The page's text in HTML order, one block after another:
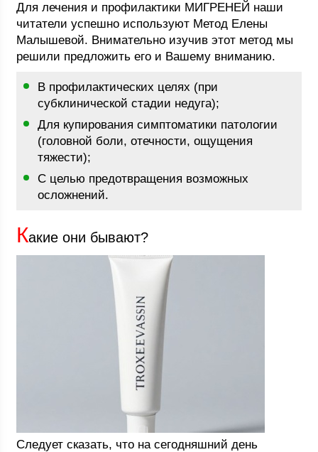
Для лечения и профилактики МИГРЕНЕЙ наши
читатели успешно используют Метод Елены
Малышевой. Внимательно изучив этот метод мы
решили предложить его и Вашему вниманию.
В профилактических целях (при
субклинической стадии недуга);
Для купирования симптоматики патологии
(головной боли, отечности, ощущения
тяжести);
С целью предотвращения возможных
осложнений.
Какие они бывают?
Следует сказать, что на сегодняшний день